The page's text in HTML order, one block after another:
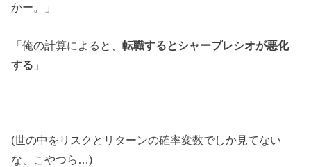
かー。」
「俺の計算によると、転職するとシャープレシオが悪化
する 」
(世の中をリスクとリターンの確率変数でしか見てない
な、こやつら…)